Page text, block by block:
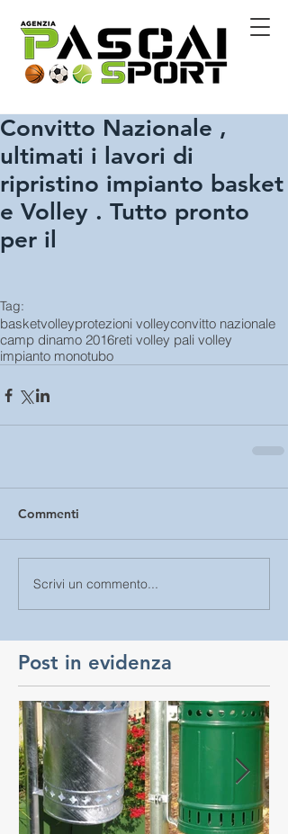
Convitto Nazionale ,
ultimati i lavori di
ripristino impianto basket
e Volley . Tutto pronto
per il
Tag:
basketvolleyprotezioni volleyconvitto nazionale
camp dinamo 2016reti volley pali volley
impianto monotubo
Commenti
Scrivi un commento...
Post in evidenza